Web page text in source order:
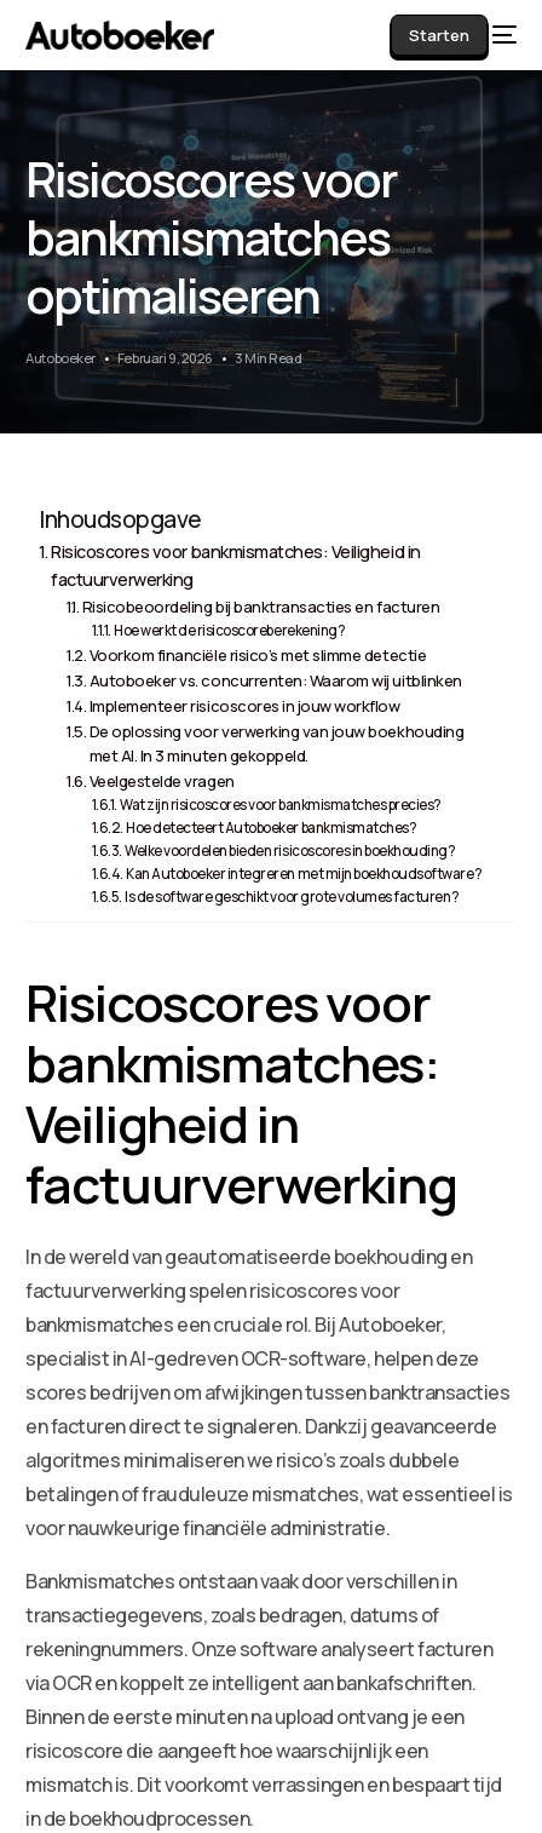
Starten
Risicoscores voor
bankmismatches
optimaliseren
Autoboeker Februari 9, 2026 3 Min Read
Inhoudsopgave
Risicoscores voor bankmismatches: Veiligheid in
factuurverwerking
Risicobeoordeling bij banktransacties en facturen
Hoe werkt de risicoscoreberekening?
Voorkom financiële risico’s met slimme detectie
Autoboeker vs. concurrenten: Waarom wij uitblinken
Implementeer risicoscores in jouw workflow
De oplossing voor verwerking van jouw boekhouding
met AI. In 3 minuten gekoppeld.
Veelgestelde vragen
Wat zijn risicoscores voor bankmismatches precies?
Hoe detecteert Autoboeker bankmismatches?
Welke voordelen bieden risicoscores in boekhouding?
Kan Autoboeker integreren met mijn boekhoudsoftware?
Is de software geschikt voor grote volumes facturen?
Risicoscores voor
bankmismatches:
Veiligheid in
factuurverwerking
In de wereld van geautomatiseerde boekhouding en
factuurverwerking spelen risicoscores voor
bankmismatches een cruciale rol. Bij Autoboeker,
specialist in AI-gedreven OCR-software, helpen deze
scores bedrijven om afwijkingen tussen banktransacties
en facturen direct te signaleren. Dankzij geavanceerde
algoritmes minimaliseren we risico’s zoals dubbele
betalingen of frauduleuze mismatches, wat essentieel is
voor nauwkeurige financiële administratie.
Bankmismatches ontstaan vaak door verschillen in
transactiegegevens, zoals bedragen, datums of
rekeningnummers. Onze software analyseert facturen
via OCR en koppelt ze intelligent aan bankafschriften.
Binnen de eerste minuten na upload ontvang je een
risicoscore die aangeeft hoe waarschijnlijk een
mismatch is. Dit voorkomt verrassingen en bespaart tijd
in de boekhoudprocessen.
AI